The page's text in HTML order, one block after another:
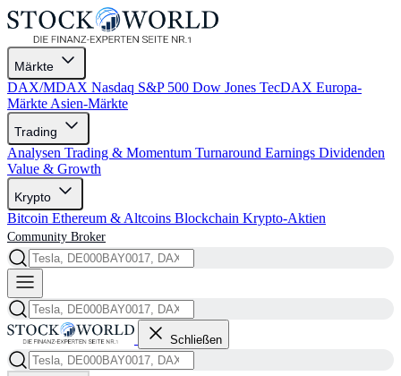
Märkte
DAX/MDAX Nasdaq S&P 500 Dow Jones TecDAX Europa-
Märkte Asien-Märkte
Trading
Analysen Trading & Momentum Turnaround Earnings Dividenden
Value & Growth
Krypto
Bitcoin Ethereum & Altcoins Blockchain Krypto-Aktien
Community Broker
Schließen